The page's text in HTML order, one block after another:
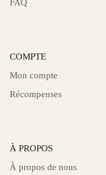
FAQ
COMPTE
Mon compte
Récompenses
À PROPOS
À propos de nous